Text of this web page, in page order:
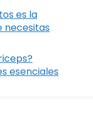
es la
necesitas
esenciales